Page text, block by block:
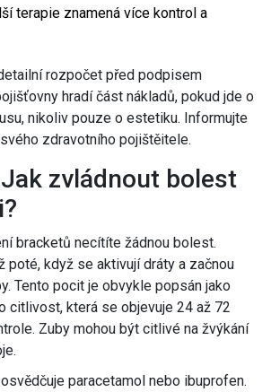
terapie znamená více kontrol a
rozpočet před podpisem
hradí část nákladů, pokud jde o
nikoliv pouze o estetiku. Informujte
zdravotního pojištěitele.
zvládnout bolest
bracketů necítíte žádnou bolest.
poté, když se aktivují dráty a začnou
Tento pocit je obvykle popsán jako
citlivost, která se objevuje 24 až 72
Zuby mohou být citlivé na žvýkání
paracetamol nebo ibuprofen.